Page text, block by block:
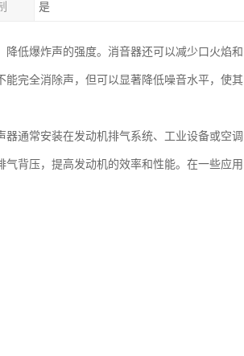
是
低爆炸声的强度。消音器还可以减少口火焰和
完全消除声，但可以显著降低噪音水平，使其
通常安装在发动机排气系统、工业设备或空调
背压，提高发动机的效率和性能。在一些应用